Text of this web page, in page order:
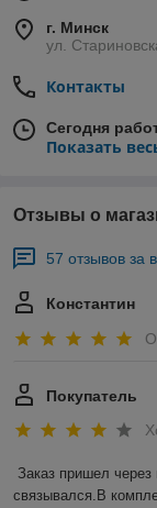
г. Минск
ул.
Контакты
Сегодня
Показать
Отзывы о
57 отзывов за
Константин
Покупатель
Заказ пришел через
связывался.В